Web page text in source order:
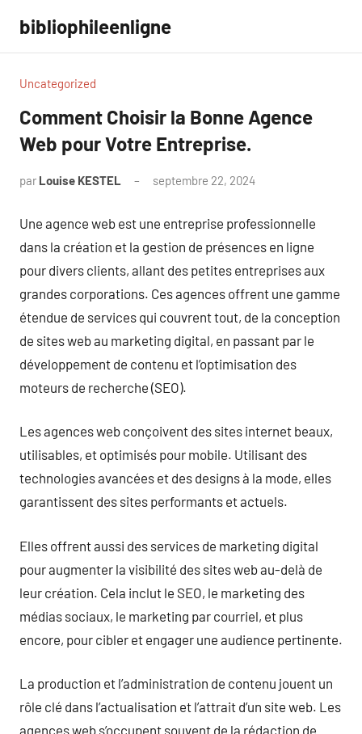
contenu
bibliophileenligne
Uncategorized
Comment Choisir la Bonne Agence
Web pour Votre Entreprise.
par Louise KESTEL septembre 22, 2024
Une agence web est une entreprise professionnelle
dans la création et la gestion de présences en ligne
pour divers clients, allant des petites entreprises aux
grandes corporations. Ces agences offrent une gamme
étendue de services qui couvrent tout, de la conception
de sites web au marketing digital, en passant par le
développement de contenu et l’optimisation des
moteurs de recherche (SEO).
Les agences web conçoivent des sites internet beaux,
utilisables, et optimisés pour mobile. Utilisant des
technologies avancées et des designs à la mode, elles
garantissent des sites performants et actuels.
Elles offrent aussi des services de marketing digital
pour augmenter la visibilité des sites web au-delà de
leur création. Cela inclut le SEO, le marketing des
médias sociaux, le marketing par courriel, et plus
encore, pour cibler et engager une audience pertinente.
La production et l’administration de contenu jouent un
rôle clé dans l’actualisation et l’attrait d’un site web. Les
agences web s’occupent souvent de la rédaction de